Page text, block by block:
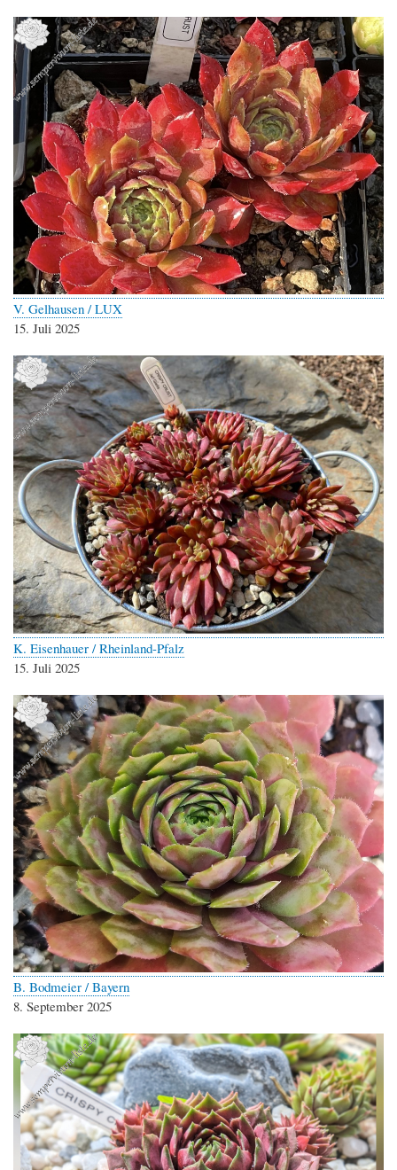
V. Gelhausen / LUX
15. Juli 2025
K. Eisenhauer / Rheinland-Pfalz
15. Juli 2025
B. Bodmeier / Bayern
8. September 2025